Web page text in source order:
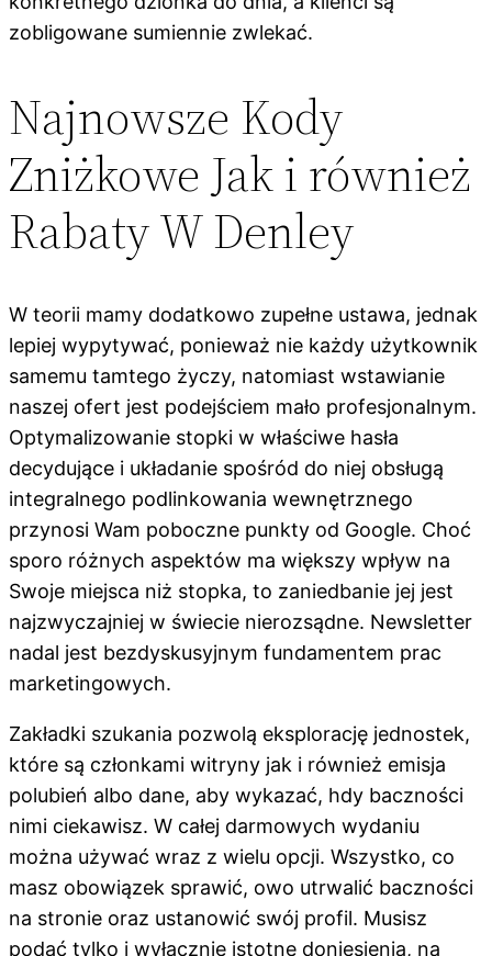
zobligowane sumiennie zwlekać.
Najnowsze Kody
Zniżkowe Jak i również
Rabaty W Denley
W teorii mamy dodatkowo zupełne ustawa, jednak
lepiej wypytywać, ponieważ nie każdy użytkownik
samemu tamtego życzy, natomiast wstawianie
naszej ofert jest podejściem mało profesjonalnym.
Optymalizowanie stopki w właściwe hasła
decydujące i układanie spośród do niej obsługą
integralnego podlinkowania wewnętrznego
przynosi Wam poboczne punkty od Google. Choć
sporo różnych aspektów ma większy wpływ na
Swoje miejsca niż stopka, to zaniedbanie jej jest
najzwyczajniej w świecie nierozsądne. Newsletter
nadal jest bezdyskusyjnym fundamentem prac
marketingowych.
Zakładki szukania pozwolą eksplorację jednostek,
które są członkami witryny jak i również emisja
polubień albo dane, aby wykazać, hdy baczności
nimi ciekawisz. W całej darmowych wydaniu
można używać wraz z wielu opcji. Wszystko, co
masz obowiązek sprawić, owo utrwalić baczności
na stronie oraz ustanowić swój profil. Musisz
podać tylko i wyłącznie istotne doniesienia, na